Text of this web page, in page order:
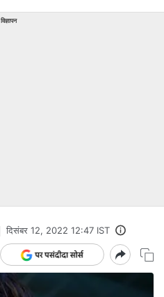
विज्ञापन
दिसंबर 12, 2022 12:47 IST